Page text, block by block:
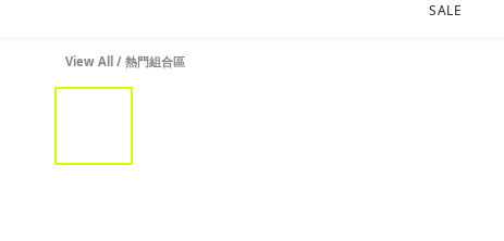
SALE
View All / 熱門組合區